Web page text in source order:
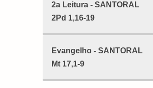
2a Leitura - SANTORAL
2Pd 1,16-19
Evangelho - SANTORAL
Mt 17,1-9